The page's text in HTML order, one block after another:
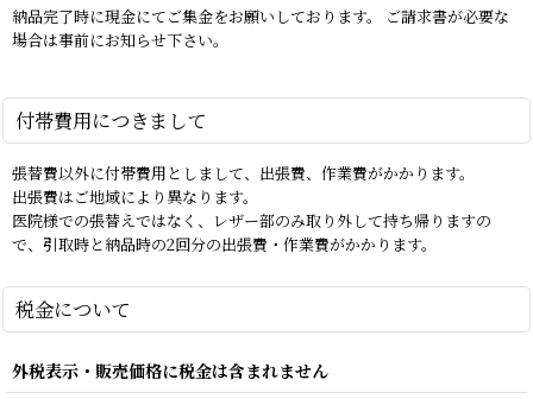
納品完了時に現金にてご集金をお願いしております。 ご請求書が必要な
場合は事前にお知らせ下さい。
付帯費用につきまして
張替費以外に付帯費用としまして、出張費、作業費がかかります。
出張費はご地域により異なります。
医院様での張替えではなく、レザー部のみ取り外して持ち帰りますの
で、引取時と納品時の2回分の出張費・作業費がかかります。
税金について
外税表示・販売価格に税金は含まれません